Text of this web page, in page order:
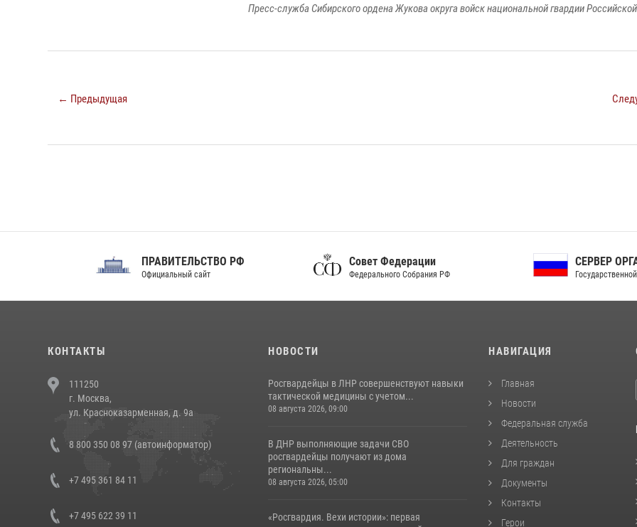
Пресс-служба Сибирского ордена Жукова округа войск национальной гвардии
← Предыдущая
ПРАВИТЕЛЬСТВО РФ
Официальный сайт
Совет Федерации
Федерального Собрания РФ
СЕРВЕР ОРГАНОВ
Государственной власти РФ
КОНТАКТЫ
111250
г. Москва,
ул. Красноказарменная, д. 9а
8 800 350 08 97 (автоинформатор)
+7 495 361 84 11
+7 495 622 39 11
НОВОСТИ
Росгвардейцы в ЛНР совершенствуют навыки
тактической медицины с учетом...
08 августа 2026, 09:00
В ДНР выполняющие задачи СВО
росгвардейцы получают из дома
региональны...
08 августа 2026, 05:00
«Росгвардия. Вехи истории»: первая
НАВИГАЦИЯ
Главная
Новости
Федеральная служба
Деятельность
Для граждан
Документы
Контакты
Герои